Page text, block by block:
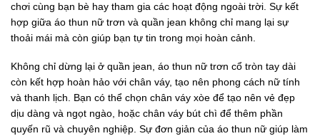
chơi cùng bạn bè hay tham gia các hoạt động ngoài trời. Sự kết
hợp giữa áo thun nữ trơn và quần jean không chỉ mang lại sự
thoải mái mà còn giúp bạn tự tin trong mọi hoàn cảnh.
Không chỉ dừng lại ở quần jean, áo thun nữ trơn cổ tròn tay dài
còn kết hợp hoàn hảo với chân váy, tạo nên phong cách nữ tính
và thanh lịch. Bạn có thể chọn chân váy xòe để tạo nên vẻ đẹp
dịu dàng và ngọt ngào, hoặc chân váy bút chì để thêm phần
quyến rũ và chuyên nghiệp. Sự đơn giản của áo thun nữ giúp làm